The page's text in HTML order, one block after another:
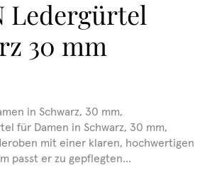
Ledergürtel
30 mm
in Schwarz, 30 mm,
für Damen in Schwarz, 30 mm,
mit einer klaren, hochwertigen
passt er zu gepflegten...